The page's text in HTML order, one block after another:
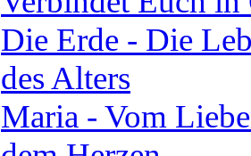
Die Erde - Die
des Alters
Maria - Vom